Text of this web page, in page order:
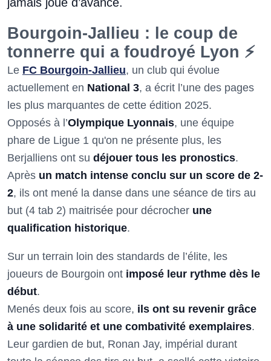
Bourgoin-Jallieu : le coup de
tonnerre qui a foudroyé Lyon ⚡
Le FC Bourgoin-Jallieu, un club qui évolue
actuellement en National 3, a écrit l’une des pages
les plus marquantes de cette édition 2025.
Opposés à l’Olympique Lyonnais, une équipe
phare de Ligue 1 qu'on ne présente plus, les
Berjalliens ont su déjouer tous les pronostics.
Après un match intense conclu sur un score de 2-
2, ils ont mené la danse dans une séance de tirs au
but (4 tab 2) maitrisée pour décrocher une
qualification historique.
Sur un terrain loin des standards de l’élite, les
joueurs de Bourgoin ont imposé leur rythme dès le
début.
Menés deux fois au score, ils ont su revenir grâce
à une solidarité et une combativité exemplaires.
Leur gardien de but, Ronan Jay, impérial durant